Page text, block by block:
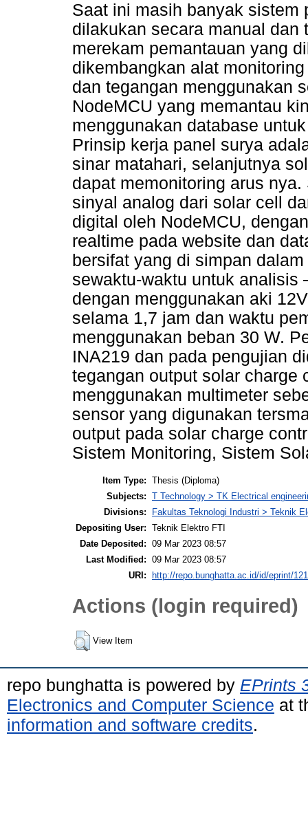
Saat ini masih banyak sistem
dilakukan secara manual dan
merekam pemantauan yang
dikembangkan alat
dan tegangan menggunakan
NodeMCU yang memantau
menggunakan database
Prinsip kerja panel surya
sinar matahari, selanjutnya
dapat memonitoring arus
sinyal analog dari solar cell
digital oleh NodeMCU,
realtime pada website dan
bersifat yang di simpan
sewaktu-waktu untuk analisis
dengan menggunakan aki
selama 1,7 jam dan waktu
menggunakan beban 30 W.
INA219 dan pada pengujian
tegangan output solar charge
menggunakan multimeter
sensor yang digunakan
output pada solar charge
Sistem Monitoring, Sistem
Item Type: Thesis (Diploma)
Subjects: T Technology > TK Electrical
Divisions:
Fakultas Teknologi Industri > Teknik
Depositing User: Teknik Elektro FTI
Date Deposited: 09 Mar 2023 08:57
Last Modified: 09 Mar 2023 08:57
URI:
http://repo.bunghatta.ac.id/id/eprint/
Actions (login required)
View Item
repo bunghatta is powered by EPrints
Electronics and Computer Science at
information and software credits.